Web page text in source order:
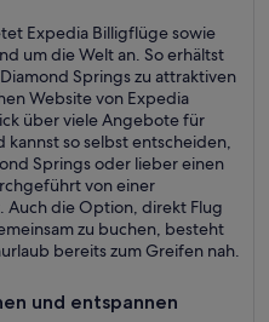
Expedia Billigflüge sowie
um die Welt an. So erhältst
Springs zu attraktiven
Website von Expedia
über viele Angebote für
kannst so selbst entscheiden,
Springs oder lieber einen
von einer
Auch die Option, direkt Flug
zu buchen, besteht
bereits zum Greifen nah.
und entspannen